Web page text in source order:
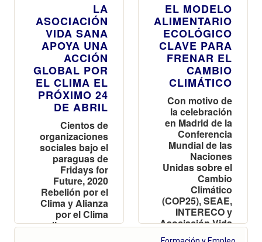
LA
ASOCIACIÓN
VIDA SANA
APOYA UNA
ACCIÓN
GLOBAL POR
EL CLIMA EL
PRÓXIMO 24
DE ABRIL
Cientos de
organizaciones
sociales bajo el
paraguas de
Fridays for
Future, 2020
Rebelión por el
Clima y Alianza
por el Clima
llaman a una
EL MODELO
ALIMENTARIO
ECOLÓGICO
CLAVE PARA
FRENAR EL
CAMBIO
CLIMÁTICO
Con motivo de
la celebración
en Madrid de la
Conferencia
Mundial de las
Naciones
Unidas sobre el
Cambio
Climático
(COP25), SEAE,
INTERECO y
Asociación Vida
Sana solicitan